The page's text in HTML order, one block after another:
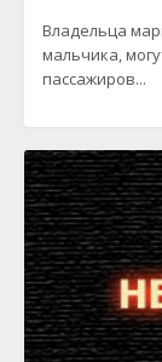
Владельца
мальчика,
пассажиров...